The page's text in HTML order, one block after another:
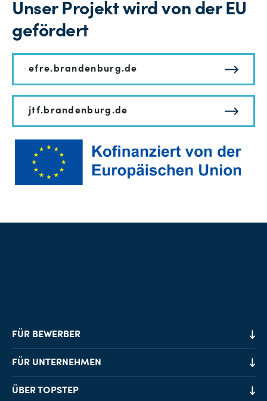
Unser Projekt wird von der EU
gefördert
efre.brandenburg.de
jtf.brandenburg.de
FÜR BEWERBER
Job-Finder
Karriereberatung
FÜR UNTERNEHMEN
Personalvermittlung
ÜBER TOPSTEP